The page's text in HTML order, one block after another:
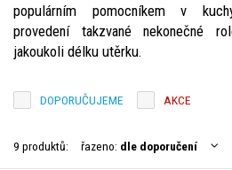
populárním pomocníkem v
provedení takzvané nekonečné
jakoukoli délku utěrku.
DOPORUČUJEME AKCE
9 produktů: řazeno: dle doporučení